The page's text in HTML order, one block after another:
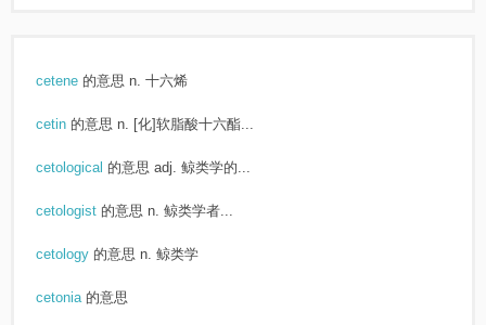
cetene 的意思 n. 十六烯
cetin 的意思 n. [化]软脂酸十六酯...
cetological 的意思 adj. 鲸类学的...
cetologist 的意思 n. 鲸类学者...
cetology 的意思 n. 鲸类学
cetonia 的意思